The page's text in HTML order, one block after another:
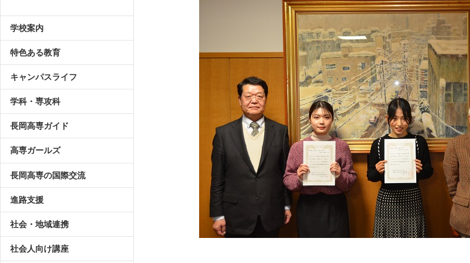
学校案内
特色ある教育
キャンパスライフ
学科・専攻科
長岡高専ガイド
高専ガールズ
長岡高専の国際交流
進路支援
社会・地域連携
社会人向け講座